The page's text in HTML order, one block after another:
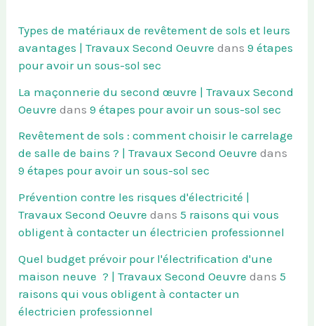
Types de matériaux de revêtement de sols et leurs
avantages | Travaux Second Oeuvre dans9 étapes
pour avoir un sous-sol sec
La maçonnerie du second œuvre | Travaux Second
Oeuvre dans9 étapes pour avoir un sous-sol sec
Revêtement de sols : comment choisir le carrelage
de salle de bains ? | Travaux Second Oeuvre dans
9 étapes pour avoir un sous-sol sec
Prévention contre les risques d'électricité |
Travaux Second Oeuvre dans5 raisons qui vous
obligent à contacter un électricien professionnel
Quel budget prévoir pour l'électrification d'une
maison neuve ? | Travaux Second Oeuvre dans5
raisons qui vous obligent à contacter un
électricien professionnel